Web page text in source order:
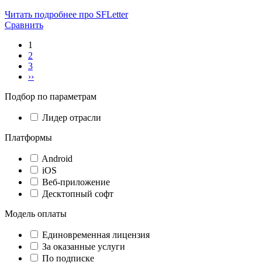
Читать подробнее про SFLetter
Сравнить
1
2
3
››
Подбор по параметрам
Лидер отрасли
Платформы
Android
iOS
Веб-приложение
Десктопный софт
Модель оплаты
Единовременная лицензия
За оказанные услуги
По подписке